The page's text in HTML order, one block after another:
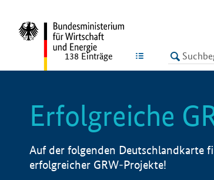
LISTE
138 Einträge
Erfolgreiche
Auf der folgenden Deutschlandkarte
erfolgreicher GRW-Projekte!